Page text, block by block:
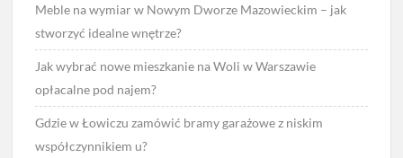
Meble na wymiar w Nowym Dworze Mazowieckim – jak
stworzyć idealne wnętrze?
Jak wybrać nowe mieszkanie na Woli w Warszawie
opłacalne pod najem?
Gdzie w Łowiczu zamówić bramy garażowe z niskim
współczynnikiem u?